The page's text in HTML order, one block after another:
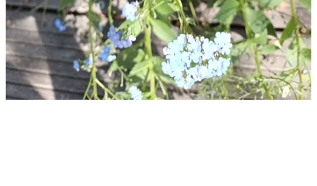
Vous avez envie de créer des choses mais vous ne trouvez pas
d’idées ? Rassurez-vous,ijina réuni pour vous 147 idées créatives.
N’hésitez pas à cliquer sur l’image ci-dessous pour découvrir cette
liste !